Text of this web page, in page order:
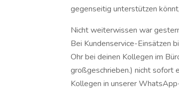
gegenseitig unterstützen
Nicht weiterwissen war
Bei Kundenservice-Einsätzen
Ohr bei deinen Kollegen im
großgeschrieben.) nicht sofort
Kollegen in unserer